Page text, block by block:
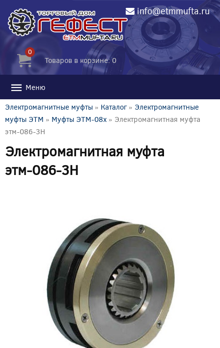
info@etmmufta.ru
0
Товаров в корзине: 0
Меню
Электромагнитные муфты » Каталог» Электромагнитные
муфты ЭТМ » Муфты ЭТМ-08x » Электромагнитная муфта
этм-086-3Н
Электромагнитная муфта
этм-086-3Н